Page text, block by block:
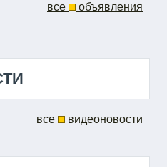
все объявления
все видеоновости